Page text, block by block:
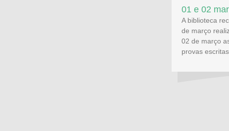
01 e 02
A biblioteca
de março
02 de março
provas